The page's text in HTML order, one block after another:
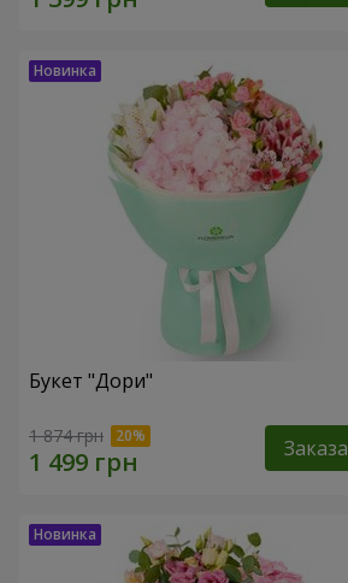
Букет "Дори"
1 874 грн